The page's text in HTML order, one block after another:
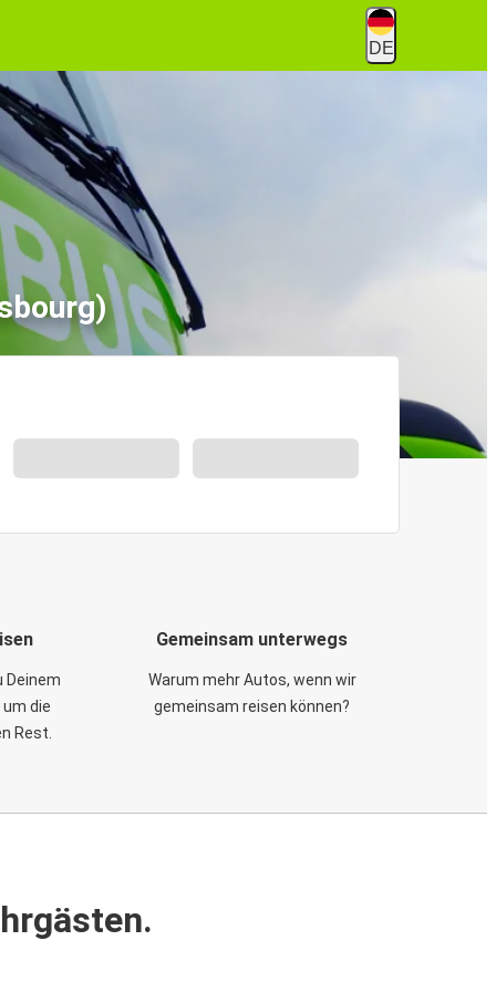
DE
Deinem
die
Rest.
Gemeinsam unterwegs
Warum mehr Autos, wenn wir
gemeinsam reisen können?